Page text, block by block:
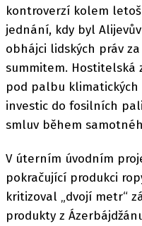
kontroverzí kolem
jednání, kdy byl
obhájci lidských práv
summitem. Hostitelská
pod palbu
investic do fosilních
smluv během
V úterním úvodním
pokračující produkci
kritizoval „dvojí metr“
produkty z